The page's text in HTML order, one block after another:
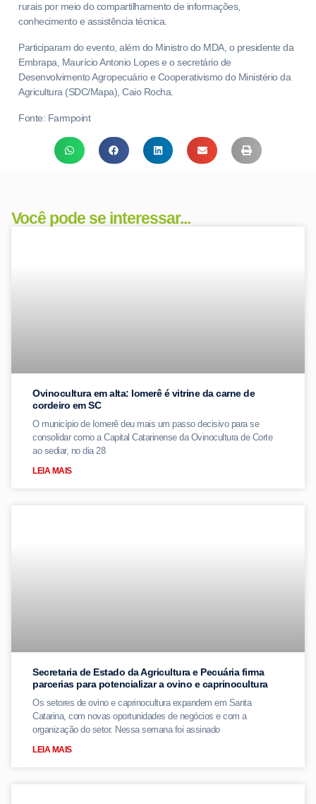
rurais por meio do compartilhamento de informações,
conhecimento e assistência técnica.
Participaram do evento, além do Ministro do MDA, o presidente da
Embrapa, Maurício Antonio Lopes e o secretário de
Desenvolvimento Agropecuário e Cooperativismo do Ministério da
Agricultura (SDC/Mapa), Caio Rocha.
Fonte: Farmpoint
Você pode se interessar...
Ovinocultura em alta: Iomerê é vitrine da carne de
cordeiro em SC
O município de Iomerê deu mais um passo decisivo para se
consolidar como a Capital Catarinense da Ovinocultura de Corte
ao sediar, no dia 28
LEIA MAIS
Secretaria de Estado da Agricultura e Pecuária firma
parcerias para potencializar a ovino e caprinocultura
Os setores de ovino e caprinocultura expandem em Santa
Catarina, com novas oportunidades de negócios e com a
organização do setor. Nessa semana foi assinado
LEIA MAIS